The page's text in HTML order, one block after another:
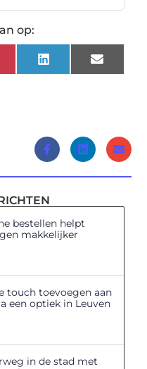
op:
LinkedInEmail
bestellen helpt
makkelijker
touch toevoegen aan
een optiek in Leuven
in de stad met